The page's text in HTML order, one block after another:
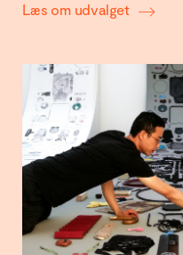
Læs om udvalget